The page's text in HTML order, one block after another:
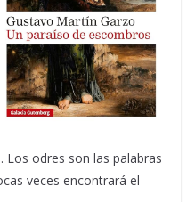
Los odres son las palabras
veces encontrará el